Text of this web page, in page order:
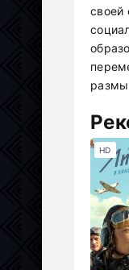
своей
HD